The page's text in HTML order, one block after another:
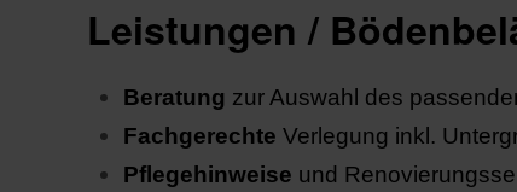
Leistungen /
Beratung zur Auswahl des
Fachgerechte Verlegung inkl.
Pflegehinweise und